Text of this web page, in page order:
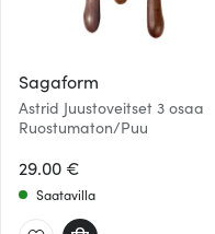
Sagaform
Astrid Juustoveitset 3 osaa
Ruostumaton/Puu
29.00 €
Saatavilla